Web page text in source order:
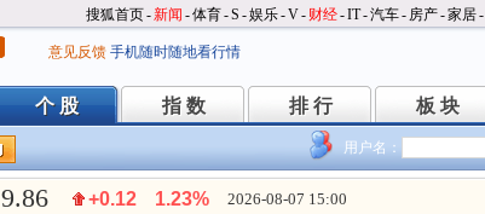
搜狐首页-新闻 -体育-S -娱乐-V- 财经-IT-汽车- 房产-家居-
意见反馈 手机随时随地看行情
个 股
个 股 指 数
指 数 排 行
排 行 板 块
板 块
用户名：
9.86 +0.12 1.23% 2026-08-07 15:00